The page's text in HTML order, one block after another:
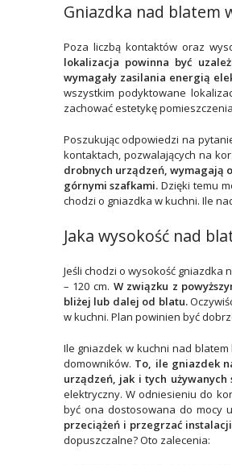
Gniazdka nad blatem
Poza liczbą kontaktów oraz
lokalizacja powinna być
wymagały zasilania energią
wszystkim podyktowane
zachować estetykę
Poszukując odpowiedzi na
kontaktach, pozwalających na
drobnych urządzeń, wymagają
górnymi szafkami. Dzięki temu
chodzi o gniazdka w kuchni. Ile
Jaka wysokość nad
Jeśli chodzi o wysokość gniazdka
– 120 cm. W związku z
bliżej lub dalej od blatu.
w kuchni. Plan powinien być
Ile gniazdek w kuchni nad
domowników. To, ile gniazdek
urządzeń, jak i tych
elektryczny. W odniesieniu do
być ona dostosowana do mocy
przeciążeń i przegrzać
dopuszczalne? Oto zalecenia: